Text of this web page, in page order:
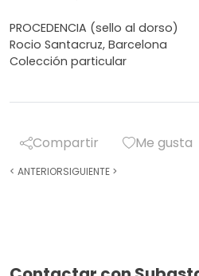
PROCEDENCIA (sello al dorso)
Rocio Santacruz, Barcelona
Colección particular
Compartir Me gusta
< ANTERIORSIGUIENTE >